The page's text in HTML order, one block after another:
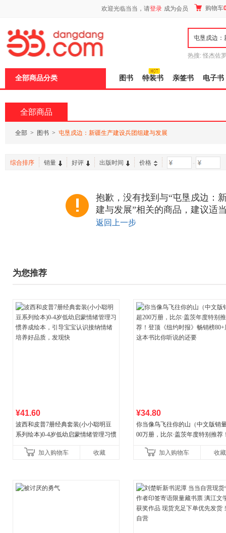
欢迎光临当当，请登录 成为会员 购物车
热搜: 怪杰佐
全部商品分类 图书 特装书 亲签书 电子书
全部商品
全部 > 图书 > 屯垦戍边：新疆生产建设兵团组建与发展
综合排序 销量 好评 出版时间 价格 -
抱歉，没有找到与“屯垦戍边：
建与发展”相关的商品，建议适
返回上一步
为您推荐
¥41.60
波西和皮普7册经典套装(小小聪明豆
系列绘本)0-4岁低幼启蒙情绪管理习惯
养好品质，发现快
加入购物车 收藏
¥34.80
你当像鸟飞往你的山（中文版销
00万册，比尔·盖茨年度特别推荐
比你听说的还要
加入购物车 收藏
页
加